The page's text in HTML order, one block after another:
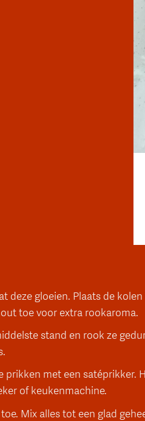
gloeien. Plaats de
toe voor extra rookaroma.
stand en rook ze
met een satéprikker.
of keukenmachine.
Mix alles tot een glad